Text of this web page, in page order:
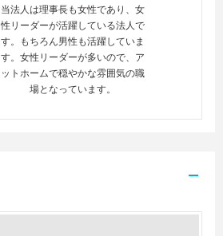
当法人は理事長も女性であり、女
性リーダーが活躍している法人で
す。もちろん男性も活躍していま
す。女性リーダーが多いので、ア
ットホームで穏やかな雰囲気の職
場となっています。